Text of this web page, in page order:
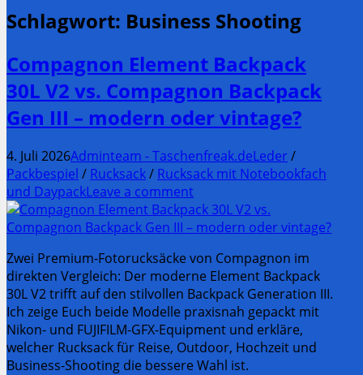
Schlagwort: Business Shooting
Compagnon Element Backpack
30L V2 vs. Compagnon Backpack
Gen III – modern oder vintage?
4. Juli 2026Adminteam - Taschenfreak.deLeder /
Packbespiel / Rucksack/ Rucksack mit Notebookfach
und DaypackLeave a comment
Zwei Premium-Fotorucksäcke von Compagnon im
direkten Vergleich: Der moderne Element Backpack
30L V2 trifft auf den stilvollen Backpack Generation III.
Ich zeige Euch beide Modelle praxisnah gepackt mit
Nikon- und FUJIFILM-GFX-Equipment und erkläre,
welcher Rucksack für Reise, Outdoor, Hochzeit und
Business-Shooting die bessere Wahl ist.